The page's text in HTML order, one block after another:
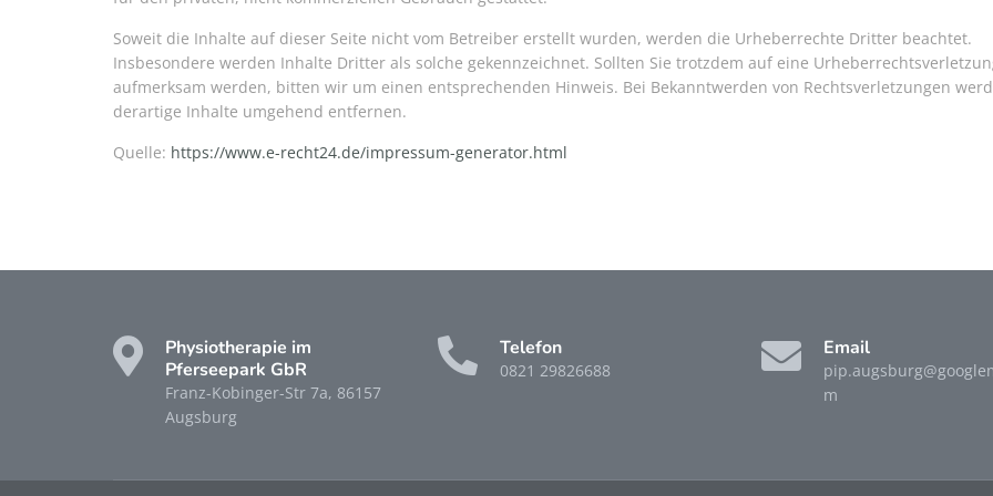
Soweit die Inhalte auf dieser Seite nicht vom Betreiber erstellt wurden, werden die Urheberrechte Dritter beachtet.
Insbesondere werden Inhalte Dritter als solche gekennzeichnet. Sollten Sie trotzdem auf eine
aufmerksam werden, bitten wir um einen entsprechenden Hinweis. Bei Bekanntwerden von Rechtsverletzungen
derartige Inhalte umgehend entfernen.
Quelle: https://www.e-recht24.de/impressum-generator.html
Physiotherapie im
Pferseepark GbR
Franz-Kobinger-Str 7a, 86157
Augsburg
Telefon
0821 29826688
Email
m